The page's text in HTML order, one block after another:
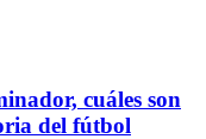
cuáles son
del fútbol